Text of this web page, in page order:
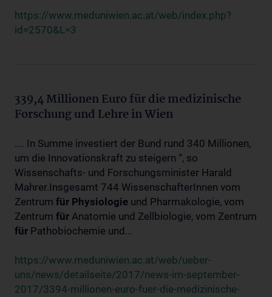
https://www.meduniwien.ac.at/web/index.php?
id=2570&L=3
339,4 Millionen Euro für die medizinische
Forschung und Lehre in Wien
.... In Summe investiert der Bund rund 340 Millionen,
um die Innovationskraft zu steigern “, so
Wissenschafts- und Forschungsminister Harald
Mahrer.Insgesamt 744 WissenschafterInnen vom
Zentrum für Physiologie und Pharmakologie, vom
Zentrum für Anatomie und Zellbiologie, vom Zentrum
für Pathobiochemie und...
https://www.meduniwien.ac.at/web/ueber-
uns/news/detailseite/2017/news-im-september-
2017/3394-millionen-euro-fuer-die-medizinische-